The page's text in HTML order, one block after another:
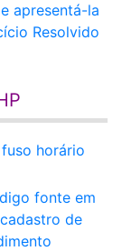
apresentá-la
Resolvido
horário
fonte em
de